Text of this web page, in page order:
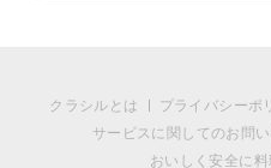
クラシルとは プライバシーポ
サービスに関してのお問
おいしく安全に